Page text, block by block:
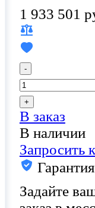
1 933 501
-
+
В заказ
В наличии
Запросить
Гарантия
Задайте